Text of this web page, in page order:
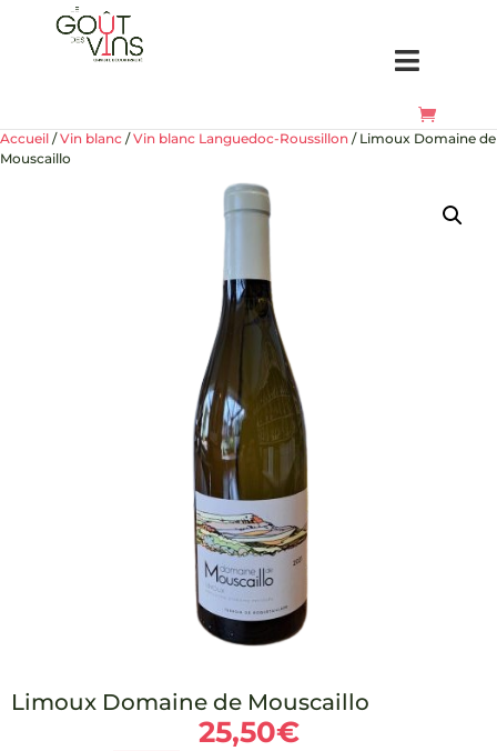
Accueil /Vin blanc /Vin blanc Languedoc-Roussillon / Limoux Domaine de
Mouscaillo
Limoux Domaine de Mouscaillo
25,50€